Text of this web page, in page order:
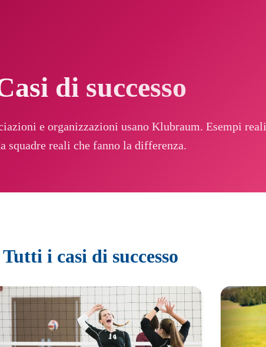
di successo
e organizzazioni usano Klubraum. Esempi reali
squadre reali che fanno la differenza.
Tutti i casi di successo